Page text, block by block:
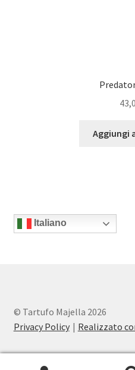
Aggiungi
Italiano
© Tartufo Majella 2026
Privacy Policy
Realizzato